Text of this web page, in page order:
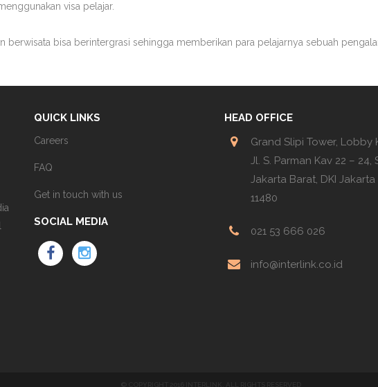
visa pelajar.
berwisata bisa berintergrasi sehingga memberikan para pelajarnya sebuah
QUICK LINKS
Careers
FAQ
Get in touch with us
SOCIAL MEDIA
HEAD OFFICE
Grand Slipi Tower, Lobby
Jl. S. Parman Kav 22 – 24,
Jakarta Barat, DKI Jakarta
11480
021 53 666 026
info@interlink.co.id